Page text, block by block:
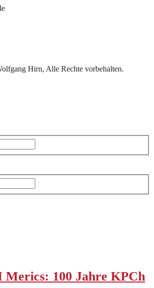
Hirn, Alle Rechte vorbehalten.
Merics: 100 Jahre KPCh